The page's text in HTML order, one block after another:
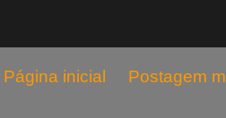
Postagem
Página inicial